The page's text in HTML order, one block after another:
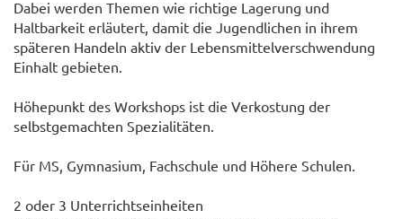
Dabei werden Themen wie richtige Lagerung und
Haltbarkeit erläutert, damit die Jugendlichen in ihrem
späteren Handeln aktiv der Lebensmittelverschwendung
Einhalt gebieten.
Höhepunkt des Workshops ist die Verkostung der
selbstgemachten Spezialitäten.
Für MS, Gymnasium, Fachschule und Höhere Schulen.
2 oder 3 Unterrichtseinheiten